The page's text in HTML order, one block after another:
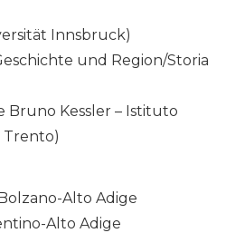
Innsbruck)
und Region/Storia
Bruno Kessler – Istituto
Trento)
Alto Adige
Alto Adige